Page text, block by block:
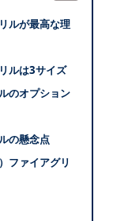
ルが最高な理
ルは3サイズ
のオプション
の懸念点
ファイアグリ